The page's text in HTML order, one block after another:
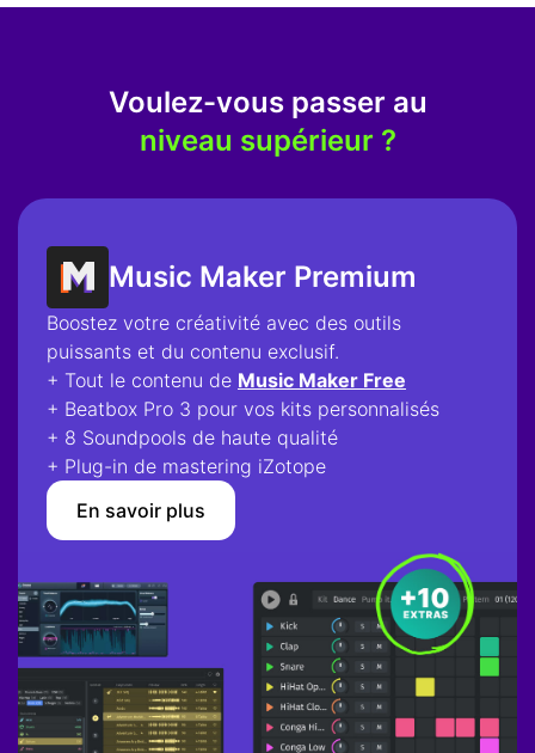
Voulez-vous passer au
niveau supérieur ?
Music Maker Premium
Boostez votre créativité avec des outils
puissants et du contenu exclusif.
+ Tout le contenu de Music Maker Free
+ Beatbox Pro 3 pour vos kits personnalisés
+ 8 Soundpools de haute qualité
+ Plug-in de mastering iZotope
En savoir plus